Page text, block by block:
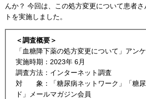
インスリンポンプ
血糖トレンド
グリコアルブミン
特集・連載 一覧へ
1型ライフ
んか？ 今回は、この処方変更について患者
トを実施しました。
＜調査概要＞
「血糖降下薬の処方変更について」アン
実施時期：2023年 6月
調査方法：インターネット調査
対 象：「糖尿病ネットワーク」「糖尿
ド」メールマガジン会員